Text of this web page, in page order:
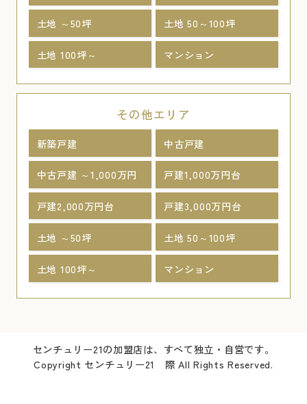
土地 ～50坪 土地 50～100坪
土地 100坪～ マンション
その他エリア
新築戸建 中古戸建
中古戸建 ～1,000万円 戸建1,000万円台
戸建2,000万円台 戸建3,000万円台
土地 ～50坪 土地 50～100坪
土地 100坪～ マンション
センチュリー21の加盟店は、すべて独立・自営です。
Copyright センチュリー21 際 All Rights Reserved.